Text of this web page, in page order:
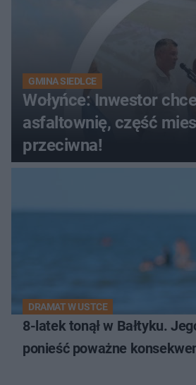
GMINA SIEDLCE
Wołyńce: Inwestor
asfaltownię, część
przeciwna!
DRAMAT W USTCE
8-latek tonął w Bałtyku.
ponieść poważne